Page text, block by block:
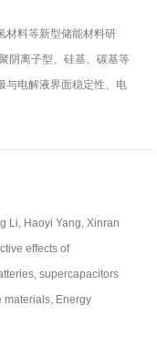
材料等新型储能材料研
阴离子型、硅基、碳基等
与电解液界面稳定性、电
Li, Haoyi Yang, Xinran
effects of
supercapacitors
materials, Energy